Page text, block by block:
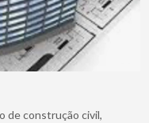
de construção civil,